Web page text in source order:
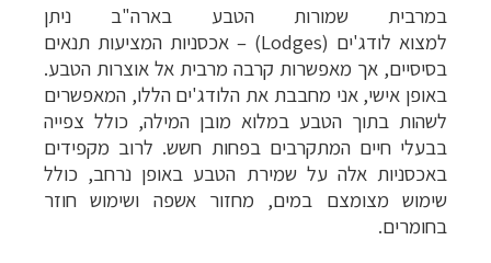
במרבית שמורות הטבע בארה"ב
ניתן
למצוא לודג'ים (
Lodges
)
– אכסניות המציעות תנאים
בסיסיים, אך מאפשרות קרבה מרבית אל אוצרות הטבע.
באופן אישי, אני מחבבת את הלודג'ים הללו, המאפשרים
לשהות בתוך הטבע במלוא מובן המילה, כולל צפייה
בבעלי חיים המתקרבים בפחות חשש. לרוב מקפידים
באכסניות אלה על שמירת הטבע באופן נרחב, כולל
שימוש מצומצם במים, מחזור אשפה ושימוש חוזר
בחומרים.